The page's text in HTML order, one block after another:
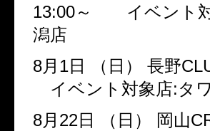
13:00～ イベント
潟店
8月 1日 （日） 長野
イベント対象店:タ
8月 22日 （日） 岡山